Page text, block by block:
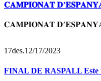
𝐂𝐀𝐌𝐏𝐈𝐎𝐍𝐀𝐓 𝐃’𝐄𝐒𝐏𝐀𝐍𝐘𝐀
𝐂𝐀𝐌𝐏𝐈𝐎𝐍𝐀𝐓 𝐃’𝐄𝐒𝐏𝐀𝐍𝐘𝐀
17des.12/17/2023
FINAL DE RASPALL Este